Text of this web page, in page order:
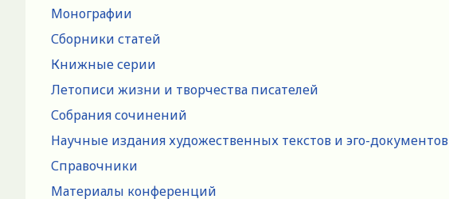
Монографии
Сборники статей
Книжные серии
Летописи жизни и творчества писателей
Собрания сочинений
Научные издания художественных текстов и эго-документов
Справочники
Материалы конференций